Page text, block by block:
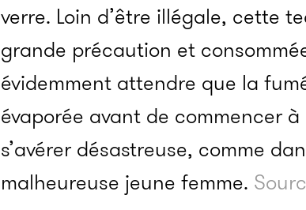
verre. Loin d’être illégale, cette
grande précaution et
évidemment attendre que la
évaporée avant de commencer
s’avérer désastreuse, comme
malheureuse jeune femme.